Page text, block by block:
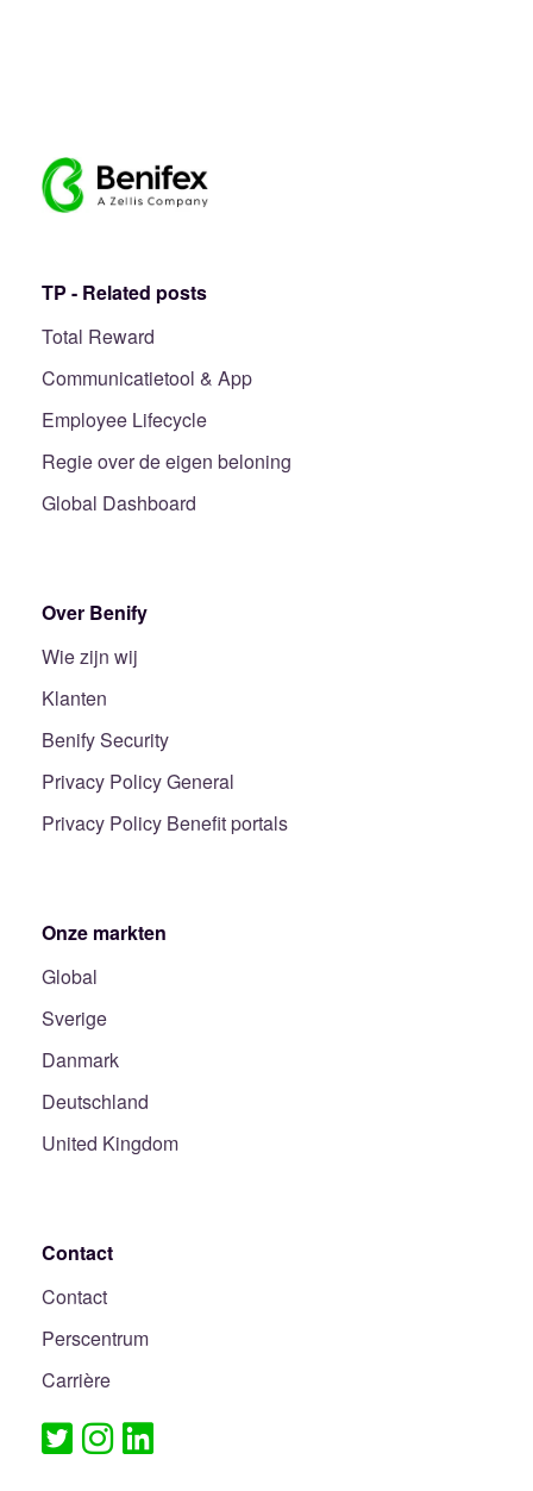
TP - Related posts
Total Reward
Communicatietool & App
Employee Lifecycle
Regie over de eigen beloning
Global Dashboard
Over Benify
Wie zijn wij
Klanten
Benify Security
Privacy Policy General
Privacy Policy Benefit portals
Onze markten
Global
Sverige
Danmark
Deutschland
United Kingdom
Contact
Contact
Perscentrum
Carrière